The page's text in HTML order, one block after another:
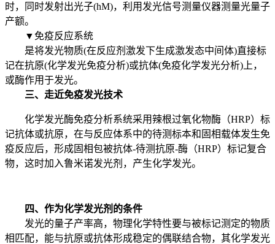
时，同时发射出光子(hM)，利用发光信号测量仪器测量光量子
产额。
▼免疫反应系统
是将发光物质(在反应剂激发下生成激发态中间体)直接标
记在抗原(化学发光免疫分析)或抗体(免疫化学发光分析)上，
或酶作用于发光。
三、走近免疫发光技术
化学发光酶免疫分析系统采用辣根过氧化物酶（HRP）标
记抗体或抗原，在与反应体系中的待测标本和固相载体发生免
疫反应后，形成固相包被抗体-待测抗原-酶（HRP）标记复合
物，这时加入鲁米诺发光剂，产生化学发光。
四、作为化学发光剂的条件
发光的量子产率高，物理化学特性要与被标记测定的物质
相匹配，能与抗原或抗体形成稳定的偶联结合物，其化学发光